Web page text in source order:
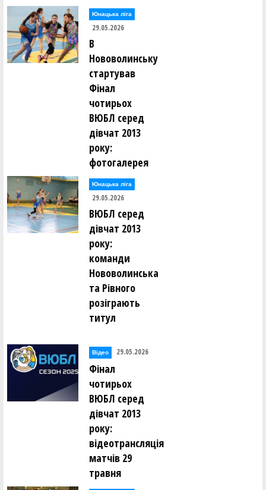
Юнацька ліга
29.05.2026
В
Нововолинську
стартував
Фінал
чотирьох
ВЮБЛ серед
дівчат 2013
року:
фотогалерея
Юнацька ліга
29.05.2026
ВЮБЛ серед
дівчат 2013
року:
команди
Нововолинська
та Рівного
розіграють
титул
Відео 29.05.2026
Фінал
чотирьох
ВЮБЛ серед
дівчат 2013
року:
відеотрансляція
матчів 29
травня